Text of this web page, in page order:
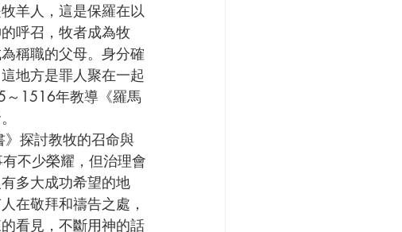
羊人，這是保羅在以
呼召，牧者成為牧
稱職的父母。身分確
地方是罪人聚在一起
1516年教導《羅馬
不少榮耀，但治理會
多大成功希望的地
在敬拜和禱告之處，
看見，不斷用神的話